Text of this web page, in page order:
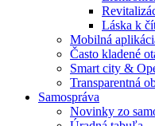
Láska k
Mobilná
Často kladené
Smart city &
Transparentná
Samospráva
Novinky zo